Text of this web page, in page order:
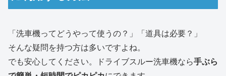
「洗車機ってどうやって使うの？」「道具は必要？」
そんな疑問を持つ方は多いですよね。
でも安心してください。ドライブスルー洗車機なら手ぶら